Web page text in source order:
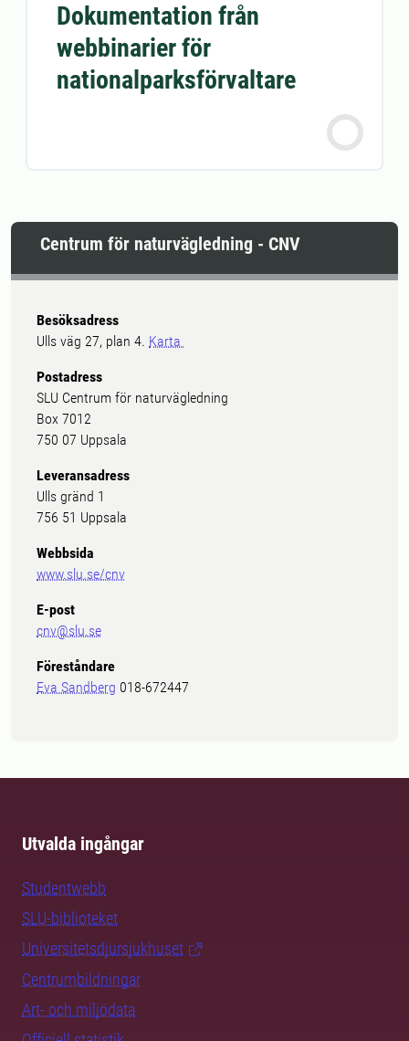
Dokumentation från
webbinarier för
nationalparksförvaltare
Centrum för naturvägledning - CNV
Besöksadress
Ulls väg 27, plan 4. Karta
Postadress
SLU Centrum för naturvägledning
Box 7012
750 07 Uppsala
Leveransadress
Ulls gränd 1
756 51 Uppsala
Webbsida
www.slu.se/cnv
E-post
cnv@slu.se
Föreståndare
Eva Sandberg 018-672447
Utvalda ingångar
Studentwebb
SLU-biblioteket
Universitetsdjursjukhuset
Centrumbildningar
Art- och miljödata